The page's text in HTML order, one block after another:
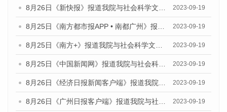
8月26日《新快报》报道我院与社会科学文献出版社联合发布《广州蓝皮书：广州创新型城市发展报告（2023）》的媒体文章 2023-09-19
8月25日《南方都市报APP • 南都广州》报道我院与社会科学文献出版社联合发布《广州蓝皮书：广州创新型城市发展报告（2023）》的媒体文章 2023-09-19
8月25日《南方+》报道我院与社会科学文献出版社联合发布《广州蓝皮书：广州创新型城市发展报告（2023）》的媒体文章 2023-09-19
8月25日《中国新闻网》报道我院与社会科学文献出版社联合发布《广州蓝皮书：广州创新型城市发展报告（2023）》的媒体文章 2023-09-19
8月26日《经济日报新闻客户端》报道我院与社会科学文献出版社联合发布《广州蓝皮书：广州创新型城市发展报告（2023）》的媒体文章 2023-09-19
8月26日《广州日报客户端》报道我院与社会科学文献出版社联合发布《广州蓝皮书：广州创新型城市发展报告（2023）》的媒体文章 2023-09-19